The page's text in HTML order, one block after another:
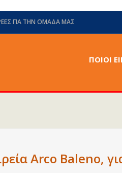
ΓΙΑ ΤΗΝ ΟΜΆΔΑ ΜΑΣ
ΠΟΙΟΙ
Arco Baleno,